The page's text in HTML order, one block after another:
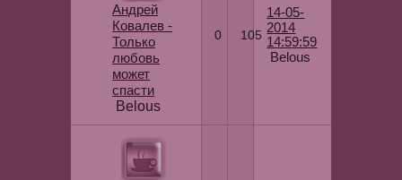
Андрей
Ковалев -
Только
любовь
может
спасти
Belous
0 105
14-05-
2014
14:59:59
Belous